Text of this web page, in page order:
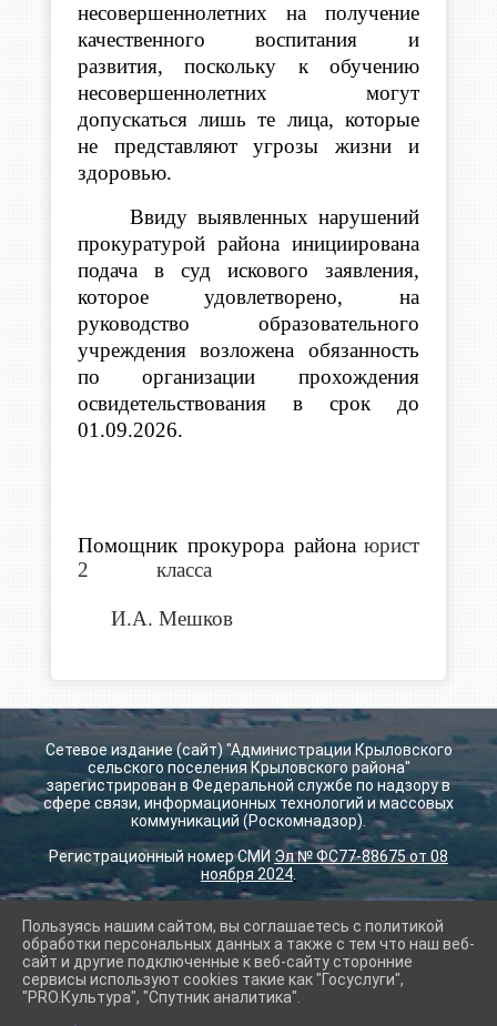
несовершеннолетних на получение
качественного воспитания и
развития, поскольку к обучению
несовершеннолетних могут
допускаться лишь те лица, которые
не представляют угрозы жизни и
здоровью.
Ввиду выявленных нарушений
прокуратурой района инициирована
подача в суд искового заявления,
которое удовлетворено, на
руководство образовательного
учреждения возложена обязанность
по организации прохождения
освидетельствования в срок до
01.09.2026.
Помощник прокурора района юрист
2 класса
И.А. Мешков
Сетевое издание (сайт) "Администрации Крыловского
сельского поселения Крыловского района"
зарегистрирован в Федеральной службе по надзору в
сфере связи, информационных технологий и массовых
коммуникаций (Роскомнадзор).
Регистрационный номер СМИ Эл № ФС77-88675 от 08
ноября 2024.
2026 г. krilovskay.ru
Вход
Карта сайта
Политика обработки персональных данных
Пользуясь нашим сайтом, вы соглашаетесь с политикой
обработки персональных данных а также с тем что наш веб-
сайт и другие подключенные к веб-сайту сторонние
сервисы используют cookies такие как "Госуслуги",
"PRO.Культура", "Спутник аналитика".